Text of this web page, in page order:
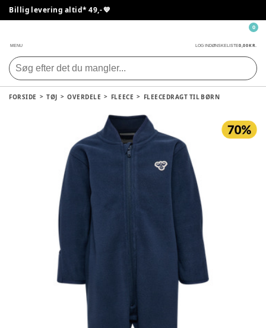
Billig levering altid* 49,- 💙
MENU LOG INDØNSKELISTE0,00 KR.
0
FORSIDE TØJ OVERDELE FLEECE FLEECEDRAGT TIL BØRN